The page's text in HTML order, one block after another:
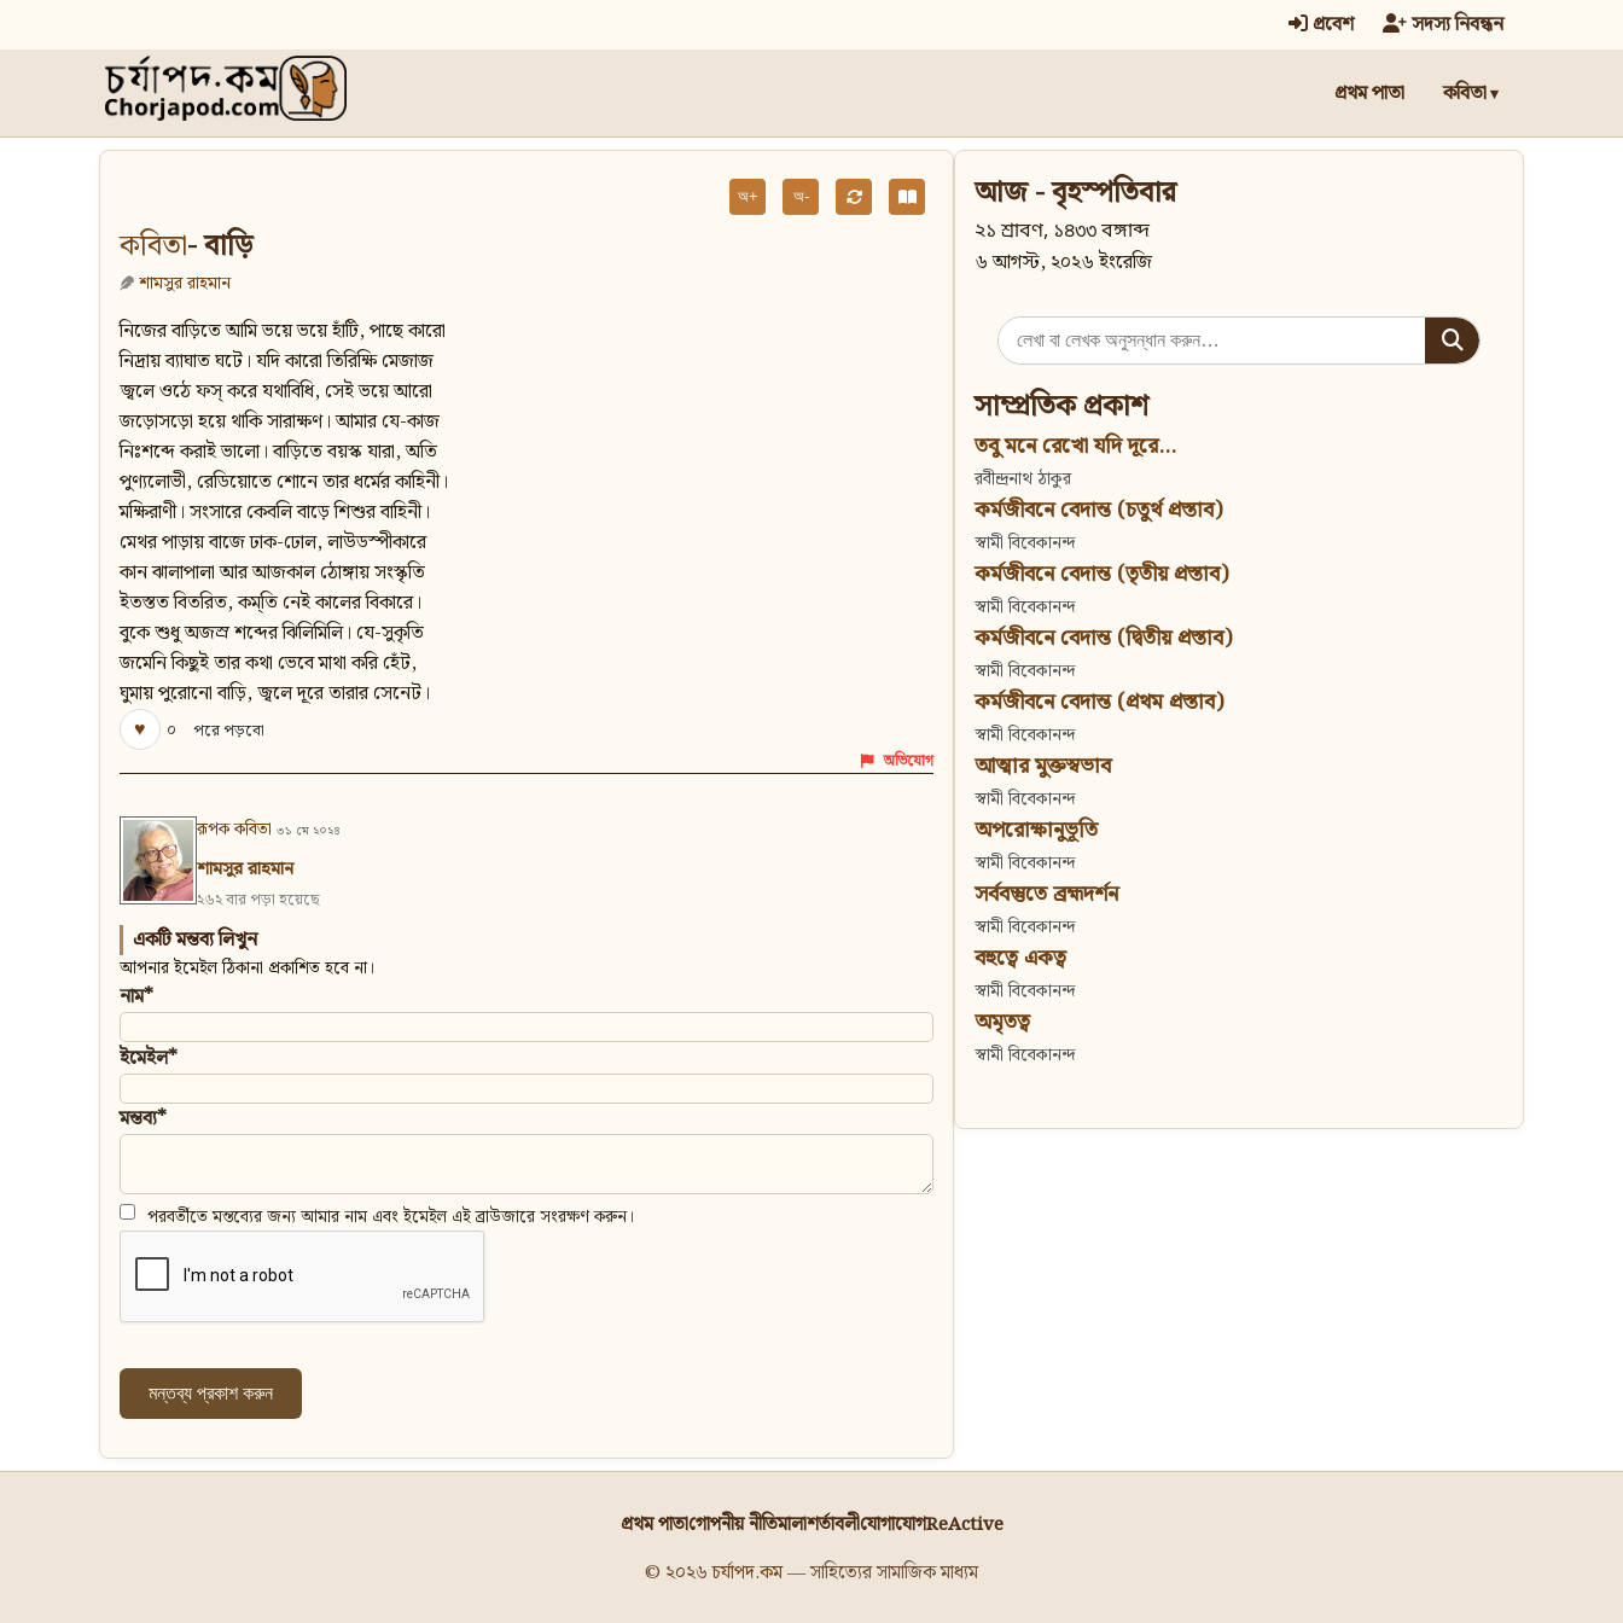
প্রবেশ সদস্য নিবন্ধন
প্রথম পাতা কবিতা
অ+ অ-
কবিতা- বাড়ি
শামসুর রাহমান
নিজের বাড়িতে আমি ভয়ে ভয়ে হাঁটি, পাছে কারো
নিদ্রায় ব্যাঘাত ঘটে। যদি কারো তিরিক্ষি মেজাজ
জ্বলে ওঠে ফস্‌ করে যথাবিধি, সেই ভয়ে আরো
জড়োসড়ো হয়ে থাকি সারাক্ষণ। আমার যে-কাজ
নিঃশব্দে করাই ভালো। বাড়িতে বয়স্ক যারা, অতি
পুণ্যলোভী, রেডিয়োতে শোনে তার ধর্মের কাহিনী।
মক্ষিরাণী। সংসারে কেবলি বাড়ে শিশুর বাহিনী।
মেথর পাড়ায় বাজে ঢাক-ঢোল, লাউডস্পীকারে
কান ঝালাপালা আর আজকাল ঠোঙ্গায় সংস্কৃতি
ইতস্তত বিতরিত, কম্‌তি নেই কালের বিকারে।
বুকে শুধু অজস্র শব্দের ঝিলিমিলি। যে-সুকৃতি
জমেনি কিছুই তার কথা ভেবে মাথা করি হেঁট,
ঘুমায় পুরোনো বাড়ি, জ্বলে দূরে তারার সেনেট।
♥
০ পরে পড়বো
অভিযোগ
রূপক কবিতা ৩১ মে ২০২৪
শামসুর রাহমান
২৬২ বার পড়া হয়েছে
একটি মন্তব্য লিখুন
আপনার ইমেইল ঠিকানা প্রকাশিত হবে না।
নাম*
ইমেইল*
মন্তব্য*
পরবর্তীতে মন্তব্যের জন্য আমার নাম এবং ইমেইল এই ব্রাউজারে সংরক্ষণ করুন।
আজ - বৃহস্পতিবার
২১ শ্রাবণ, ১৪৩৩ বঙ্গাব্দ
৬ আগস্ট, ২০২৬ ইংরেজি
Search
for:
সাম্প্রতিক প্রকাশ
তবু মনে রেখো যদি দূরে...
রবীন্দ্রনাথ ঠাকুর
কর্মজীবনে বেদান্ত (চতুর্থ প্রস্তাব)
স্বামী বিবেকানন্দ
কর্মজীবনে বেদান্ত (তৃতীয় প্রস্তাব)
স্বামী বিবেকানন্দ
কর্মজীবনে বেদান্ত (দ্বিতীয় প্রস্তাব)
স্বামী বিবেকানন্দ
কর্মজীবনে বেদান্ত (প্রথম প্রস্তাব)
স্বামী বিবেকানন্দ
আত্মার মুক্তস্বভাব
স্বামী বিবেকানন্দ
অপরোক্ষানুভূতি
স্বামী বিবেকানন্দ
সর্ববস্তুতে ব্রহ্মদর্শন
স্বামী বিবেকানন্দ
বহুত্বে একত্ব
স্বামী বিবেকানন্দ
অমৃতত্ব
স্বামী বিবেকানন্দ
প্রথম পাতাগোপনীয় নীতিমালাশর্তাবলীযোগাযোগReActive
© ২০২৬চর্যাপদ.কম— সাহিত্যের সামাজিক মাধ্যম